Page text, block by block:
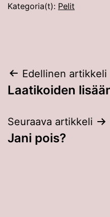
Kategoria(t): Pelit
Artikkelien
selaus
Edellinen artikkeli
Laatikoiden
Seuraava artikkeli
Jani pois?